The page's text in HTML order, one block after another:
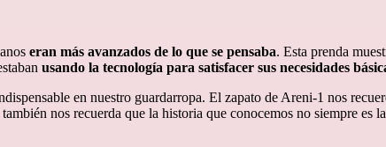
eran más avanzados de lo que se pensaba. Esta prenda
usando la tecnología para satisfacer sus necesidades
en nuestro guardarropa. El zapato de Areni-1 nos
nos recuerda que la historia que conocemos no siempre es